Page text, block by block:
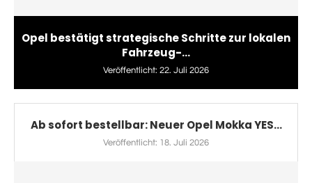
Opel bestätigt strategische Schritte zur lokalen
Fahrzeug-...
Veröffentlicht: 22. Juli 2026
Ab sofort bestellbar: Neuer Opel Mokka YES...
Veröffentlicht: 18. Juli 2026